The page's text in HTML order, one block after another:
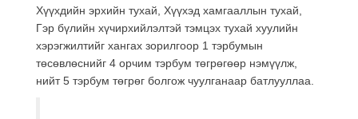
Хүүхдийн эрхийн тухай, Хүүхэд хамгааллын тухай,
Гэр бүлийн хүчирхийлэлтэй тэмцэх тухай хуулийн
хэрэгжилтийг хангах зорилгоор 1 тэрбумын
төсөвлөснийг 4 орчим тэрбум төгрөгөөр нэмүүлж,
нийт 5 тэрбум төгрөг болгож чуулганаар батлууллаа.